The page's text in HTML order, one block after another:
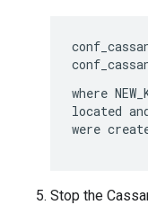
where
located
were
Stop the